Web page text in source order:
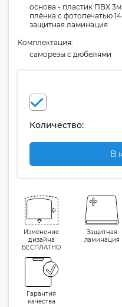
основа - пластик ПВХ
плёнка с фотопечатью
защитная ламинация
Комплектация:
cаморезы с дюбелями
Количество:
В
Изменение
дизайна
БЕСПЛАТНО
Защитная
ламинация
Гарантия
качества